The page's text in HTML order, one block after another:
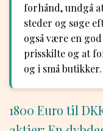
forhånd, undgå
steder og søge
også være en
prisskilte og at
og i små butikker.
1800 Euro til